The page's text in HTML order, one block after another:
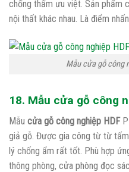
chống thấm ưu việt. Sản phẩm
nội thất khác nhau. Là điểm
Mẫu cửa gỗ công
18. Mẫu cửa gỗ công
Mẫu cửa gỗ công nghiệp HDF
giả gỗ. Được gia công từ từ
lý chống ẩm rất tốt. Phù hợp
thông phòng, cửa phòng đọc